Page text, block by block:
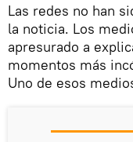
Las redes no han
la noticia. Los
apresurado a
momentos más
Uno de esos